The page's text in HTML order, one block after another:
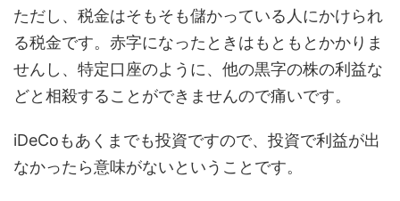
ただし、税金はそもそも儲かっている人にかけられ
る税金です。赤字になったときはもともとかかりま
せんし、特定口座のように、他の黒字の株の利益な
どと相殺することができませんので痛いです。
iDeCoもあくまでも投資ですので、投資で利益が出
なかったら意味がないということです。